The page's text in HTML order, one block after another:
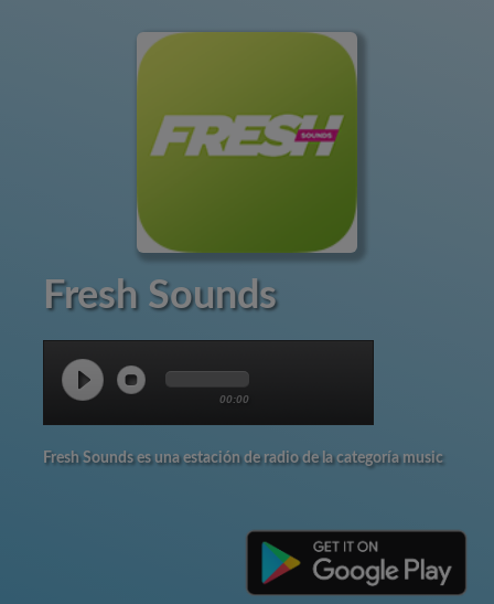
Fresh Sounds
00:00
Fresh Sounds es una estación de radio de la categoría music